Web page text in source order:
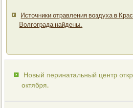
Источники отравления воздуха в
Волгограда найдены.
Новый перинатальный центр
октября.